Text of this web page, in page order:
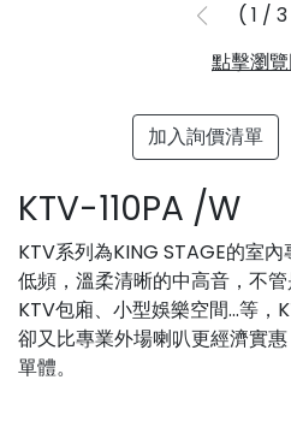
1 / 3
點擊瀏
加入詢價清單
KTV-110PA /W
KTV系列為KING STAGE的室
低頻，溫柔清晰的中高音，不管
KTV包廂、小型娛樂空間...等，
卻又比專業外場喇叭更經濟實
單體。